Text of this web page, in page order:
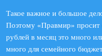
Такое важное и большое
Поэтому «Правмир»
рублей в месяц это много
много для семейного